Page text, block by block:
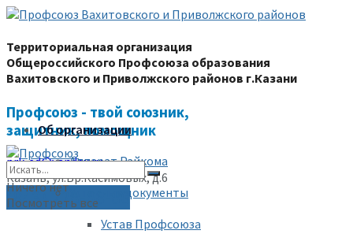
Территориальная организация
Общероссийского Профсоюза образования
Вахитовского и Приволжского районов г.Казани
Профсоюз - твой союзник,
защитник, помощник
prk-ed@yandex.ru
Казань, ул.Бр.Касимовых, д.6
(843) 228-68-80
Об организации
Аппарат Райкома
Уставные документы
Устав Профсоюза
Ничего нет
Посмотреть все